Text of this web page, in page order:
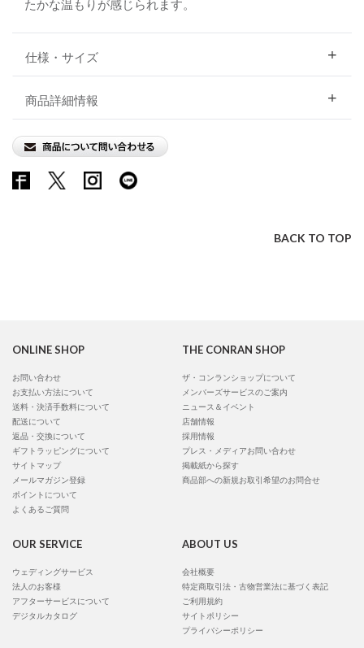
たかな温もりが感じられます。
仕様・サイズ
商品詳細情報
BACK TO TOP
ONLINE SHOP
お問い合わせ
お支払い方法について
送料・決済手数料について
配送について
返品・交換について
ギフトラッピングについて
サイトマップ
メールマガジン登録
ポイントについて
よくあるご質問
THE CONRAN SHOP
ザ・コンランショップについて
メンバーズサービスのご案内
ニュース＆イベント
店舗情報
採用情報
プレス・メディアお問い合わせ
掲載紙から探す
商品部への新規お取引希望のお問合せ
OUR SERVICE
ウェディングサービス
法人のお客様
アフターサービスについて
デジタルカタログ
ABOUT US
会社概要
特定商取引法・古物営業法に基づく表記
ご利用規約
サイトポリシー
プライバシーポリシー